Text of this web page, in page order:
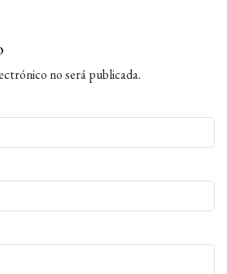
no será publicada.